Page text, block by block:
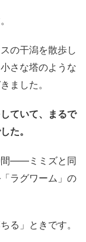
の干潟を散歩し
さな塔のような
ました。
ていて、まるで
た。
間――ミミズと同
ラグワーム」の
る」ときです。